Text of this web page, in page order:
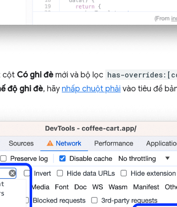
cột Có ghi đè mới và bộ lọc has-
độ ghi đè, hãy nhấp chuột phải vào tiêu đề